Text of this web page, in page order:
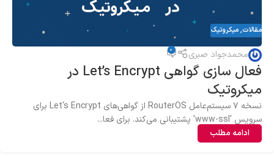
مقالات,میکروتیک
محمدجواد صبری 0
فعال سازی گواهی‌ Let’s Encrypt در
میکروتیک
نسخه ۷ سیستم‌عامل RouterOS از گواهی‌های Let's Encrypt برای
سرویس 'www-ssl' پشتیبانی می‌کند. برای فعا...
ادامه مطلب